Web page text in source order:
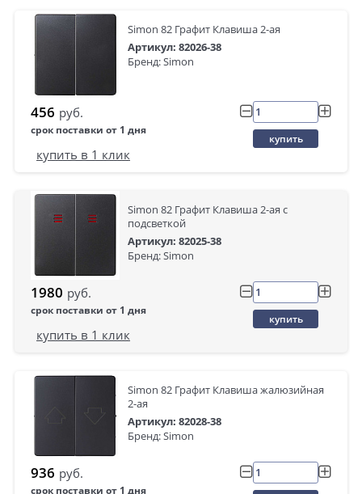
Simon 82 Графит Клавиша 2-ая
Артикул: 82026-38
Бренд: Simon
456 руб.
срок поставки от 1 дня
купить
купить в 1 клик
Simon 82 Графит Клавиша 2-ая с
подсветкой
Артикул: 82025-38
Бренд: Simon
1980 руб.
срок поставки от 1 дня
купить
купить в 1 клик
Simon 82 Графит Клавиша жалюзийная
2-ая
Артикул: 82028-38
Бренд: Simon
936 руб.
срок поставки от 1 дня